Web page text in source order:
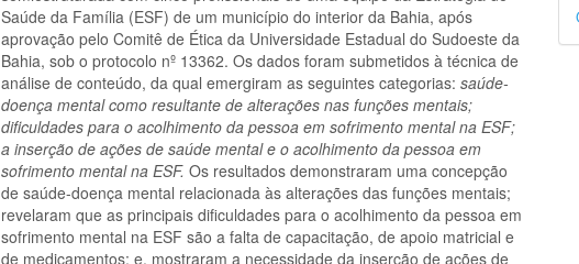
Saúde da Família (ESF) de um município do interior da Bahia, após
aprovação pelo Comitê de Ética da Universidade Estadual do Sudoeste da
Bahia, sob o protocolo nº 13362. Os dados foram submetidos à técnica de
análise de conteúdo, da qual emergiram as seguintes categorias:saúde-
doença mental como resultante de alterações nas funções mentais;
dificuldades para o acolhimento da pessoa em sofrimento mental na ESF;
a inserção de ações de saúde mental e o acolhimento da pessoa em
sofrimento mental na ESF. Os resultados demonstraram uma concepção
de saúde-doença mental relacionada às alterações das funções mentais;
revelaram que as principais dificuldades para o acolhimento da pessoa em
sofrimento mental na ESF são a falta de capacitação, de apoio matricial e
de medicamentos; e, mostraram a necessidade da inserção de ações de